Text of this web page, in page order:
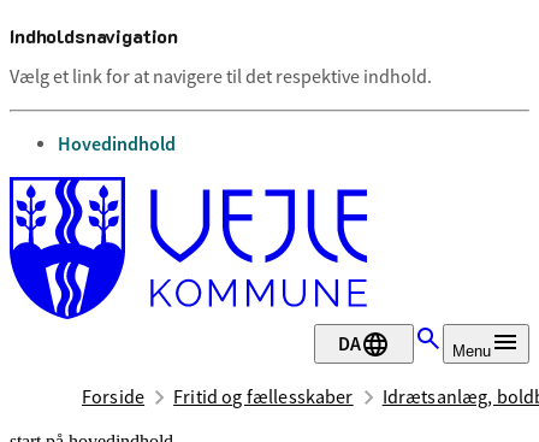
Indholdsnavigation
Vælg et link for at navigere til det respektive indhold.
gå til
Hovedindhold
DA Menu
Forside Fritid og fællesskaber Idrætsanlæg,